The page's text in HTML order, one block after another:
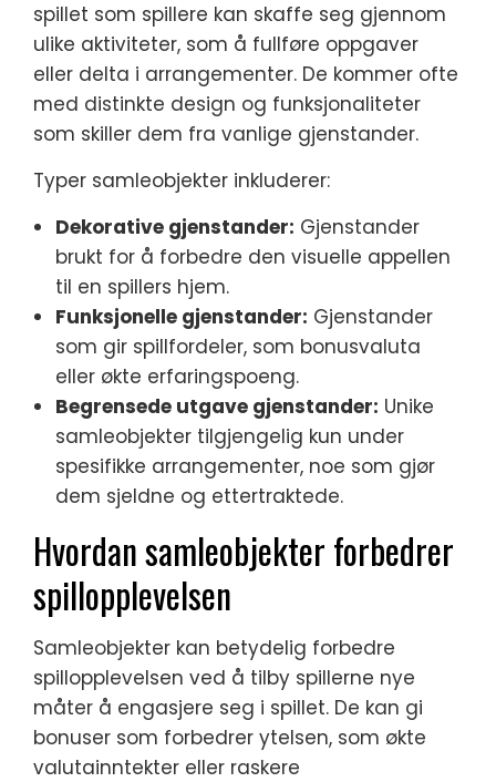
spillet som spillere kan skaffe seg gjennom
ulike aktiviteter, som å fullføre oppgaver
eller delta i arrangementer. De kommer ofte
med distinkte design og funksjonaliteter
som skiller dem fra vanlige gjenstander.
Typer samleobjekter inkluderer:
Dekorative gjenstander: Gjenstander
brukt for å forbedre den visuelle appellen
til en spillers hjem.
Funksjonelle gjenstander: Gjenstander
som gir spillfordeler, som bonusvaluta
eller økte erfaringspoeng.
Begrensede utgave gjenstander: Unike
samleobjekter tilgjengelig kun under
spesifikke arrangementer, noe som gjør
dem sjeldne og ettertraktede.
Hvordan samleobjekter forbedrer
spillopplevelsen
Samleobjekter kan betydelig forbedre
spillopplevelsen ved å tilby spillerne nye
måter å engasjere seg i spillet. De kan gi
bonuser som forbedrer ytelsen, som økte
valutainntekter eller raskere